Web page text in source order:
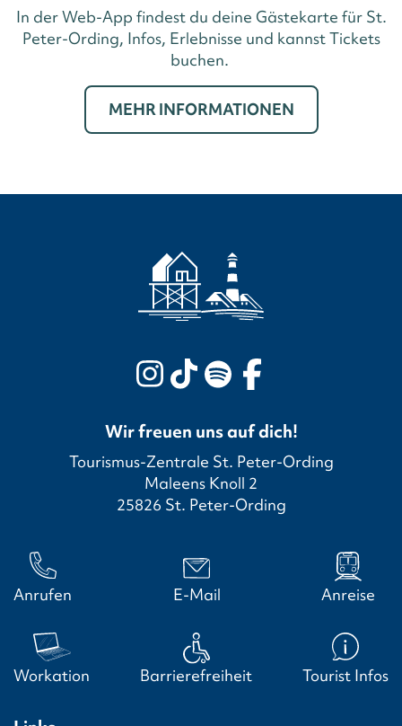
In der Web-App findest du deine Gästekarte für St.
Peter-Ording, Infos, Erlebnisse und kannst Tickets
buchen.
MEHR INFORMATIONEN
Wir freuen uns auf dich!
Tourismus-Zentrale St. Peter-Ording
Maleens Knoll 2
25826 St. Peter-Ording
Anrufen E-Mail Anreise
Workation Barrierefreiheit Tourist Infos